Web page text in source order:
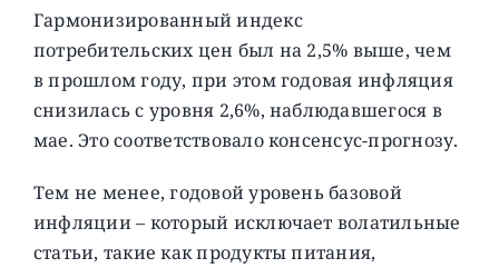
Гармонизированный индекс
потребительских цен был на 2,5% выше, чем
в прошлом году, при этом годовая инфляция
снизилась с уровня 2,6%, наблюдавшегося в
мае. Это соответствовало консенсус-прогнозу.
Тем не менее, годовой уровень базовой
инфляции – который исключает волатильные
статьи, такие как продукты питания,